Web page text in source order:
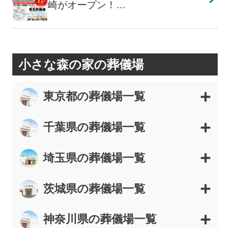
崎がオープン！…
小さな森の家の葬儀場
東京都の葬儀場一覧
千葉県の葬儀場一覧
埼玉県の葬儀場一覧
茨城県の葬儀場一覧
神奈川県の葬儀場一覧